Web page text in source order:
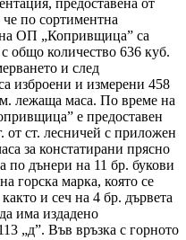
предоставена от
по сортиментна
на ОП „Копривщица” са
общо количество 636 куб.
и след
изброени и измерени 458
лежаща маса. По време на
е предоставен
ст. лесничей с приложен
за констатирани прясно
по дънери на 11 бр. букови
горска марка, която се
и сеч на 4 бр. дървета
има издадено
„д”. Във връзка с горното